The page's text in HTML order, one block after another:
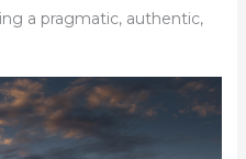
a pragmatic, authentic,